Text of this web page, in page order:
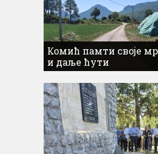
Комић памти своје
и даље ћути